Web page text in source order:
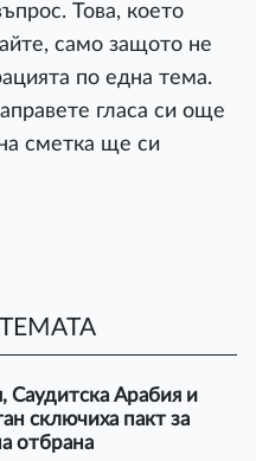
Това, което
само защото не
по една тема.
гласа си още
сметка ще си
Саудитска Арабия и
сключиха пакт за
отбрана